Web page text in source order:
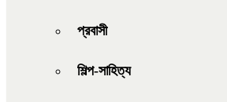
প্রবাসী
শিল্প-সাহিত্য